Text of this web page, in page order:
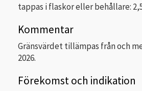
tappas i flaskor eller behållare:
Kommentar
Gränsvärdet tillämpas från och
2026.
Förekomst och indikation